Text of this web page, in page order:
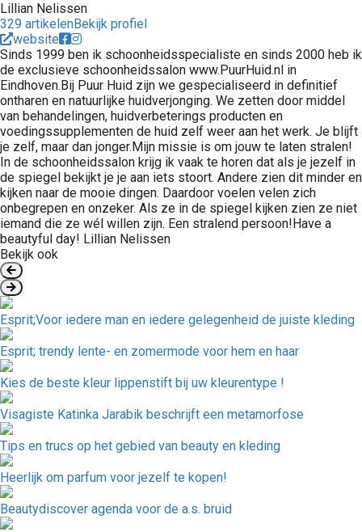
Lillian Nelissen
329 artikelenBekijk profiel
website
Sinds 1999 ben ik schoonheidsspecialiste en sinds 2000 heb ik
de exclusieve schoonheidssalon www.PuurHuid.nl in
Eindhoven.Bij Puur Huid zijn we gespecialiseerd in definitief
ontharen en natuurlijke huidverjonging. We zetten door middel
van behandelingen, huidverbeterings producten en
voedingssupplementen de huid zelf weer aan het werk. Je blijft
je zelf, maar dan jonger.Mijn missie is om jouw te laten stralen!
In de schoonheidssalon krijg ik vaak te horen dat als je jezelf in
de spiegel bekijkt je je aan iets stoort. Andere zien dit minder en
kijken naar de mooie dingen. Daardoor voelen velen zich
onbegrepen en onzeker. Als ze in de spiegel kijken zien ze niet
iemand die ze wél willen zijn. Een stralend persoon!Have a
beautyful day! Lillian Nelissen
Bekijk ook
Esprit;Voor iedere man en iedere gelegenheid de juiste kleding
Esprit; trendy lente- en zomermode voor hem en haar
Kies de beste kleur lippenstift bij uw kleurentype !
Visagiste Katinka Jarabik beschrijft een metamorfose
Tips en trucs op het gebied van beauty en kleding
Heerlijk om parfum voor jezelf te kopen!
Beautydiscover agenda voor de a.s. bruid